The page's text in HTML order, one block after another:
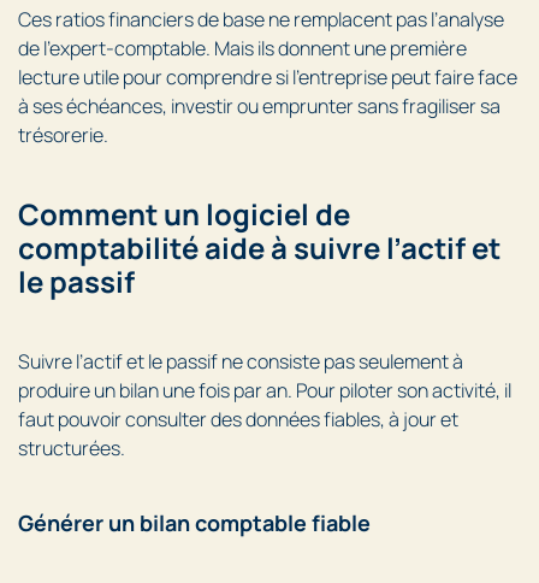
Ces ratios financiers de base ne remplacent pas l’analyse
de l’expert-comptable. Mais ils donnent une première
lecture utile pour comprendre si l’entreprise peut faire face
à ses échéances, investir ou emprunter sans fragiliser sa
trésorerie.
Comment un logiciel de
comptabilité aide à suivre l’actif et
le passif
Suivre l’actif et le passif ne consiste pas seulement à
produire un bilan une fois par an. Pour piloter son activité, il
faut pouvoir consulter des données fiables, à jour et
structurées.
Générer un bilan comptable fiable